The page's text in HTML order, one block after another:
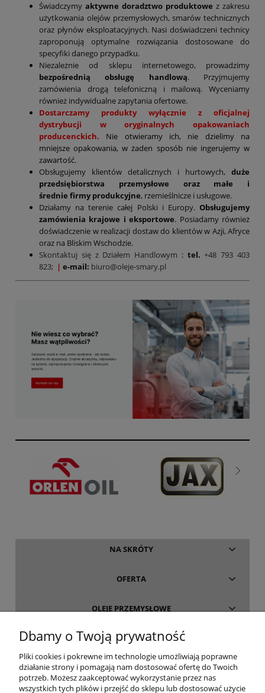
Świadczymy aktywne doradztwo produktowe z zakresu
użytkowania olejów przemysłowych, smarów technicznych
oraz płynów eksploatacyjnych. Nasi doświadczeni technicy
zaproponują optymalne rozwiązania dostosowane do
specyfiki danego przypadku.
Niezależnie od sklepu internetowego, prowadzimy
bezpośrednią obsługę handlową. Przyjmujemy
zamówienia drogą telefoniczną i mailową. Wyceniamy
również indywidualne zapytania ofertowe.
Dostarczamy produkty wyłącznie z oficjalnej
dystrybucji w oryginalnych opakowaniach
producenckich. Nie otwieramy ich, nie dzielimy na
mniejsze opakowania, w żaden sposób nie ingerujemy w
zawartość.
Obsługujemy klientów detalicznych i hurtowych, duże
przedsiębiorstwa przemysłowe oraz małe i
średnie firmy produkcyjne, rzemieślnicze i usługowe.
Działamy na terenie całej Polski i Europy. Obsługujemy
zamówienia krajowe i eksportowe. Posiadamy również
doświadczenie w realizacji dostaw do klientów w Azji, Afryce
oraz na Bliskim Wschodzie.
Skontaktuj się z Działem Handlowym : tel.+48 793 403
823; | e-mail: biuro@oleje-smary.pl
NA SKRÓTY
OFERTA
OLEJE PRZEMYSŁOWE
INFORMACJE
O FIRMIE
Dbamy o Twoją prywatność
Pliki cookies i pokrewne im technologie umożliwiają poprawne
działanie strony i pomagają nam dostosować ofertę do Twoich
potrzeb. Możesz zaakceptować wykorzystanie przez nas
wszystkich tych plików i przejść do sklepu lub dostosować użycie